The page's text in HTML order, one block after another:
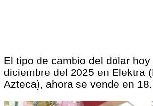
El tipo de cambio del dólar
diciembre del 2025 en Elektra
Azteca), ahora se vende en